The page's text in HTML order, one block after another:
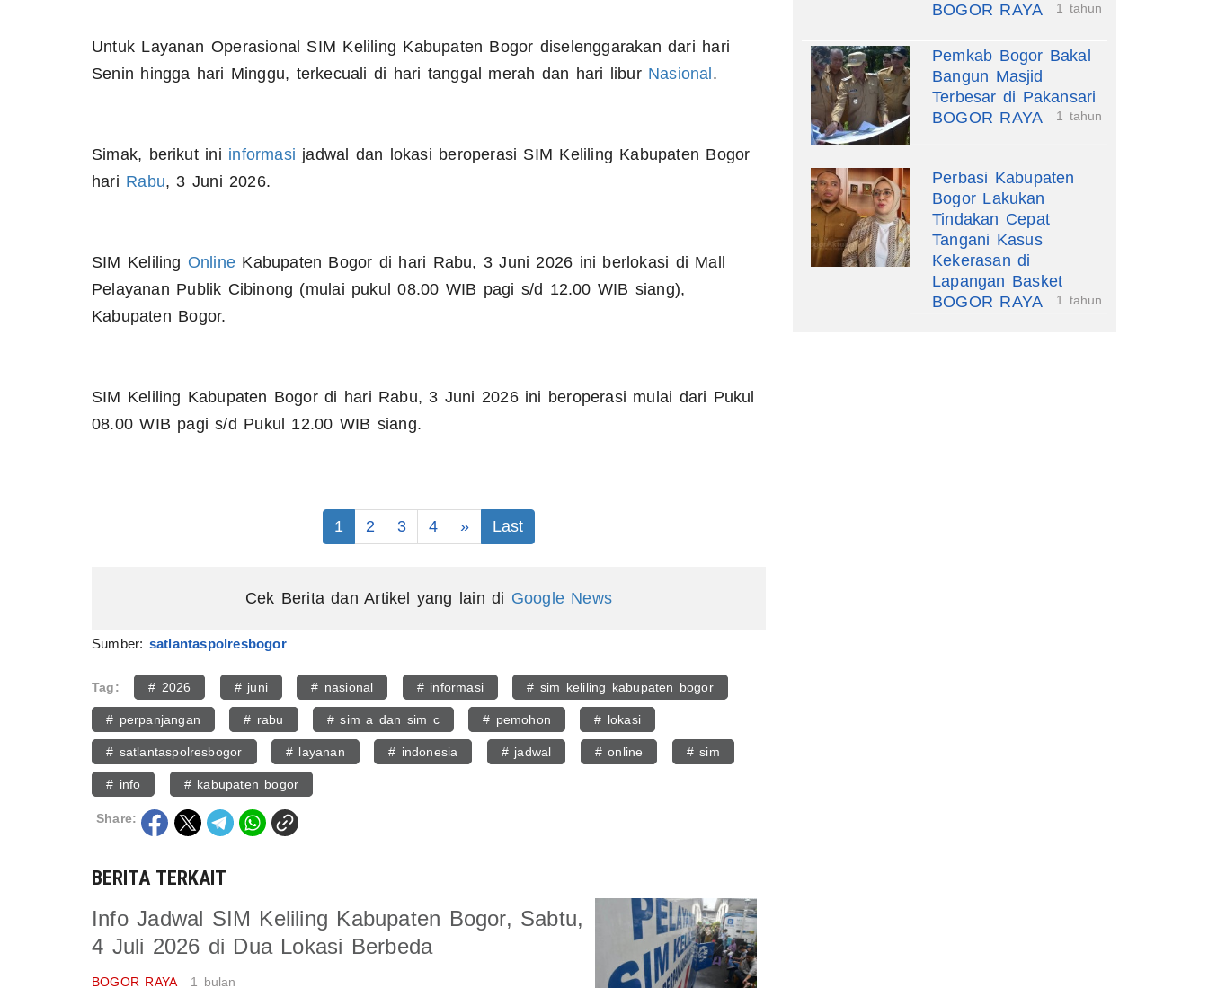
Untuk Layanan Operasional SIM Keliling Kabupaten Bogor diselenggarakan dari hari
Senin hingga hari Minggu, terkecuali di hari tanggal merah dan hari libur Nasional.
Simak, berikut ini informasi jadwal dan lokasi beroperasi SIM Keliling Kabupaten Bogor
hari Rabu, 3 Juni 2026.
SIM Keliling Online Kabupaten Bogor di hari Rabu, 3 Juni 2026 ini berlokasi di Mall
Pelayanan Publik Cibinong (mulai pukul 08.00 WIB pagi s/d 12.00 WIB siang),
Kabupaten Bogor.
SIM Keliling Kabupaten Bogor di hari Rabu, 3 Juni 2026 ini beroperasi mulai dari Pukul
08.00 WIB pagi s/d Pukul 12.00 WIB siang.
1 2 3 4 » Last
Cek Berita dan Artikel yang lain di Google News
Sumber: satlantaspolresbogor
Tag: # 2026 # juni # nasional # informasi # sim keliling kabupaten bogor
# perpanjangan # rabu # sim a dan sim c # pemohon # lokasi
# satlantaspolresbogor # layanan # indonesia # jadwal # online # sim
# info # kabupaten bogor
Share:
BERITA TERKAIT
Info Jadwal SIM Keliling Kabupaten Bogor, Sabtu,
4 Juli 2026 di Dua Lokasi Berbeda
BOGOR RAYA 1 bulan
BOGOR RAYA
1 tahun
Pemkab Bogor Bakal
Bangun Masjid
Terbesar di Pakansari
BOGOR RAYA
1 tahun
Perbasi Kabupaten
Bogor Lakukan
Tindakan Cepat
Tangani Kasus
Kekerasan di
Lapangan Basket
BOGOR RAYA
1 tahun